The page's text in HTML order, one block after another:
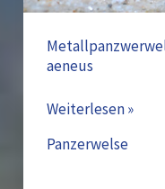
aeneus
Weiterlesen »
Panzerwelse